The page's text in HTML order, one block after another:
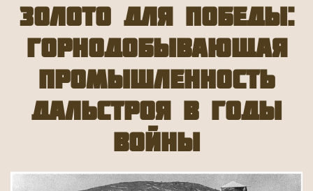
Золото для победы:
горнодобывающая
промышленность
Дальстроя в годы
войны